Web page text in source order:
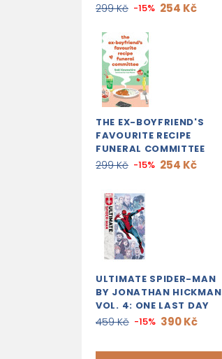
299 Kč -15% 254 Kč
THE EX-BOYFRIEND'S
FAVOURITE RECIPE
FUNERAL COMMITTEE
299 Kč -15% 254 Kč
ULTIMATE SPIDER-MAN
BY JONATHAN HICKMAN
VOL. 4: ONE LAST DAY
459 Kč -15% 390 Kč